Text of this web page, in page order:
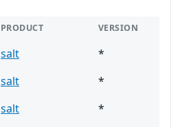
PRODUCT VERSION
salt
*
salt
*
salt
*